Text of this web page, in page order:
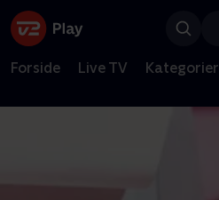
Forside Live TV Kategorier